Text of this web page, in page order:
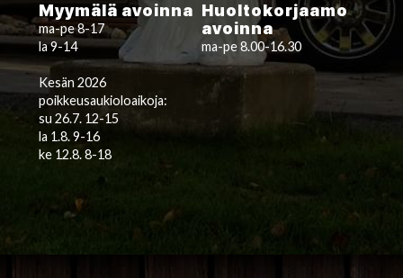
Myymälä avoinna
ma-pe 8-17
la 9-14
Kesän 2026
poikkeusaukioloaikoja:
su 26.7. 12-15
la 1.8. 9-16
ke 12.8. 8-18
Huoltokorjaamo
avoinna
ma-pe 8.00-16.30